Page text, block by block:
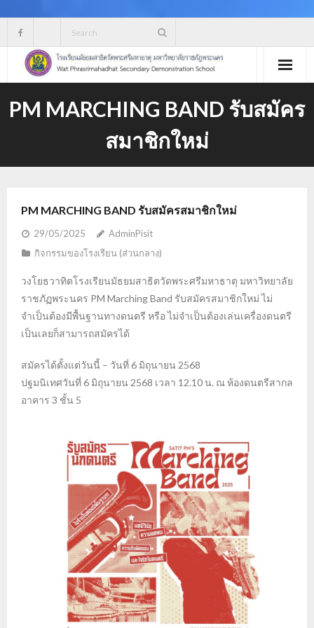
content
PM MARCHING BAND รับสมัคร
สมาชิกใหม่
PM MARCHING BAND รับสมัครสมาชิกใหม่
29/05/2025
AdminPisit
กิจกรรมของโรงเรียน (ส่วนกลาง)
วงโยธวาทิตโรงเรียนมัธยมสาธิตวัดพระศรีมหาธาตุ มหาวิทยาลัย
ราชภัฏพระนคร PM Marching Band รับสมัครสมาชิกใหม่ ไม่
จำเป็นต้องมีพื้นฐานทางดนตรี หรือ ไม่จำเป็นต้องเล่นเครื่องดนตรี
เป็นเลยก็สามารถสมัครได้
สมัครได้ตั้งแต่วันนี้ – วันที่ 6 มิถุนายน 2568
ปฐมนิเทศวันที่ 6 มิถุนายน 2568 เวลา 12.10 น. ณ ห้องดนตรีสากล
อาคาร 3 ชั้น 5